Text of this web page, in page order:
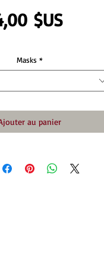
$USPrix
Masks *
au panier